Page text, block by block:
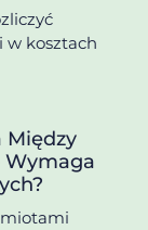
w kosztach
Między